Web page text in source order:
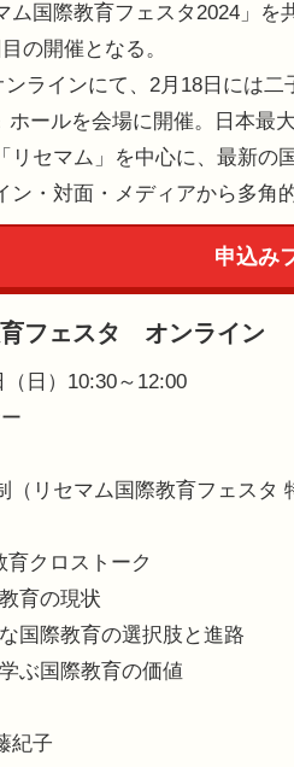
ム国際教育フェスタ2024」を
の開催となる。
ラインにて、2月18日には二
ホールを会場に開催。日本最
リセマム」を中心に、最新の
・対面・メディアから多角
申込み
育フェスタ オンライン
日）10:30～12:00
（リセマム国際教育フェスタ
クロストーク
育の現状
国際教育の選択肢と進路
ぶ国際教育の価値
紀子